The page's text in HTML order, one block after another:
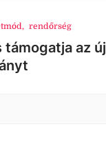
, rendőrség
az új